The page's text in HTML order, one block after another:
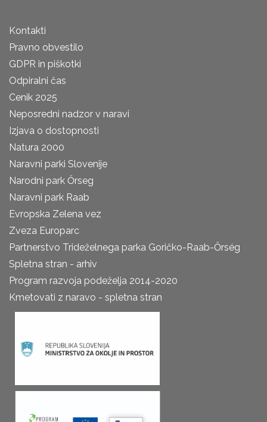
Kontakti
Pravno obvestilo
GDPR in piškotki
Odpiralni čas
Cenik 2025
Neposredni nadzor v naravi
Izjava o dostopnosti
Natura 2000
Naravni parki Slovenije
Narodni park Őrseg
Naravni park Raab
Evropska Zelena vez
Zveza Europarc
Partnerstvo Trideželnega parka Goričko-Raab-Őrség
Spletna stran - arhiv
Program razvoja podeželja 2014-2020
Kmetovati z naravo - spletna stran